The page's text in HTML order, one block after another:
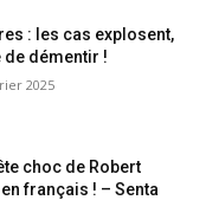
: les cas explosent,
de démentir !
2025
choc de Robert
français ! – Senta